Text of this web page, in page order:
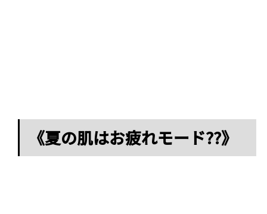
《夏の肌はお疲れモード??》